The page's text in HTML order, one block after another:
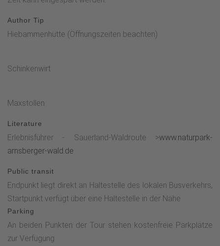
Author Tip
Hiebammenhütte (Öffnungszeiten beachten)
Schinkenwirt
Maxstollen
Literature
Erlebnisführer - Sauerland-Waldroute >www.naturpark-
arnsberger-wald.de
Public transit
Endpunkt liegt direkt an Haltestelle des lokalen Busverkehrs,
Startpunkt verfügt über eine Haltestelle in der Nähe
Parking
An beiden Punkten der Tour stehen kostenfreie Parkplätze
zur Verfügung